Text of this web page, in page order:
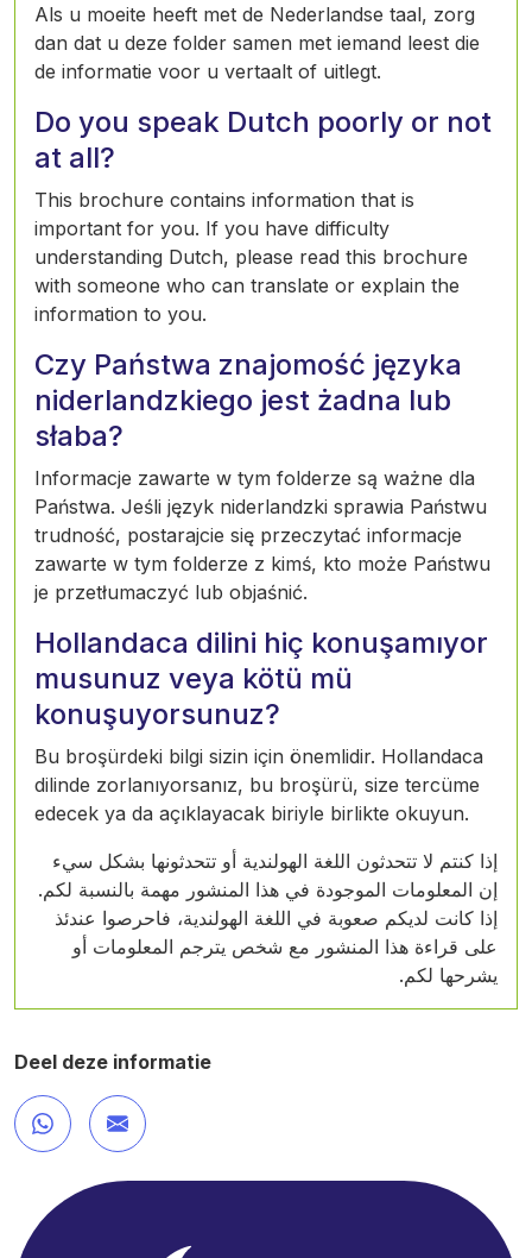
Als u moeite heeft met de Nederlandse taal, zorg
dan dat u deze folder samen met iemand leest die
de informatie voor u vertaalt of uitlegt.
Do you speak Dutch poorly or not
at all?
This brochure contains information that is
important for you. If you have difficulty
understanding Dutch, please read this brochure
with someone who can translate or explain the
information to you.
Czy Państwa znajomość języka
niderlandzkiego jest żadna lub
słaba?
Informacje zawarte w tym folderze są ważne dla
Państwa. Jeśli język niderlandzki sprawia Państwu
trudność, postarajcie się przeczytać informacje
zawarte w tym folderze z kimś, kto może Państwu
je przetłumaczyć lub objaśnić.
Hollandaca dilini hiç konuşamıyor
musunuz veya kötü mü
konuşuyorsunuz?
Bu broşürdeki bilgi sizin için önemlidir. Hollandaca
dilinde zorlanıyorsanız, bu broşürü, size tercüme
edecek ya da açıklayacak biriyle birlikte okuyun.
إذا كنتم لا تتحدثون اللغة الهولندية أو تتحدثونها بشكل سيء
إن المعلومات الموجودة في هذا المنشور مهمة بالنسبة لكم.
إذا كانت لديكم صعوبة في اللغة الهولندية، فاحرصوا عندئذ
على قراءة هذا المنشور مع شخص يترجم المعلومات أو
يشرحها لكم.
Deel deze informatie